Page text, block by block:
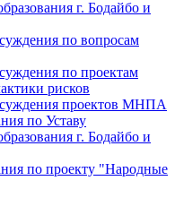
г. Бодайбо и
по вопросам
по проектам
рисков
проектов МНПА
по Уставу
г. Бодайбо и
по проекту "Народные